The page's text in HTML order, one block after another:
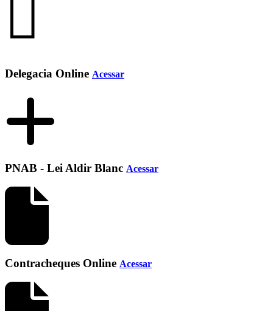
Delegacia Online Acessar
PNAB - Lei Aldir Blanc Acessar
Contracheques Online Acessar